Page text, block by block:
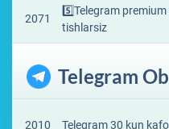
2071
5️⃣Telegram
tishlarsiz
Telegram
2010 Telegram 30 kun